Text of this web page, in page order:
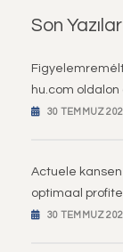
Son Yazılar
hu.com
30 TEMMUZ
Actuele
optimaal
30 TEMMUZ